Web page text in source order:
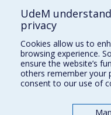
Who does what?
Find us
Site map
Accessibility
UdeM
privacy
Cookies allow us to
browsing experience.
ensure the website’s
others remember your
consent to our use of